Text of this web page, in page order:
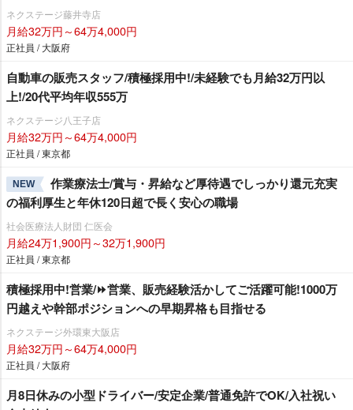
ネクステージ藤井寺店
月給32万円～64万4,000円
正社員 / 大阪府
自動車の販売スタッフ/積極採用中!/未経験でも月給32万円以
上!/20代平均年収555万
ネクステージ八王子店
月給32万円～64万4,000円
正社員 / 東京都
NEW
作業療法士/賞与・昇給など厚待遇でしっかり還元充実
の福利厚生と年休120日超で長く安心の職場
社会医療法人財団 仁医会
月給24万1,900円～32万1,900円
正社員 / 東京都
積極採用中!営業/⏩️営業、販売経験活かしてご活躍可能!1000万
円越えや幹部ポジションへの早期昇格も目指せる
ネクステージ外環東大阪店
月給32万円～64万4,000円
正社員 / 大阪府
月8日休みの小型ドライバー/安定企業/普通免許でOK/入社祝い